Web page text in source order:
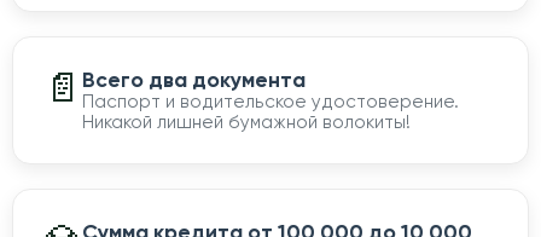
📄 Всего два документа
Паспорт и водительское удостоверение.
Никакой лишней бумажной волокиты!